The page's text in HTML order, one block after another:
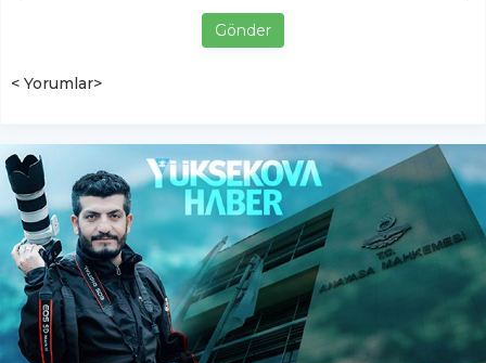
Gönder
< Yorumlar>